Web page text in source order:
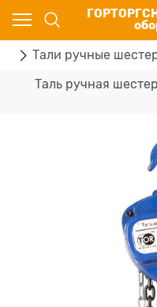
Тали ручные
Таль ручная